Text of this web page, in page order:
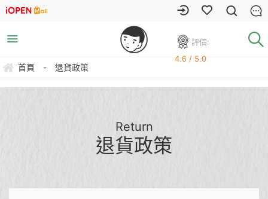
評價:
4.6 / 5.0
首頁 - 退貨政策
Return
退貨政策